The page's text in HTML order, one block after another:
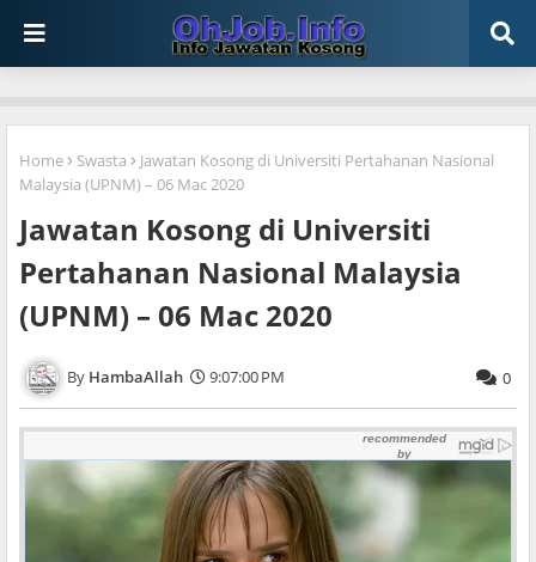
Home Swasta
Jawatan Kosong di Universiti Pertahanan Nasional
Malaysia (UPNM) – 06 Mac 2020
Jawatan Kosong di Universiti
Pertahanan Nasional Malaysia
(UPNM) – 06 Mac 2020
HambaAllah 9:07:00 PM 0